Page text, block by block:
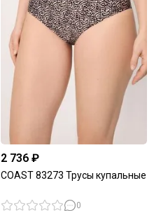
2 736 ₽
COAST 83273 Трусы купальные
0